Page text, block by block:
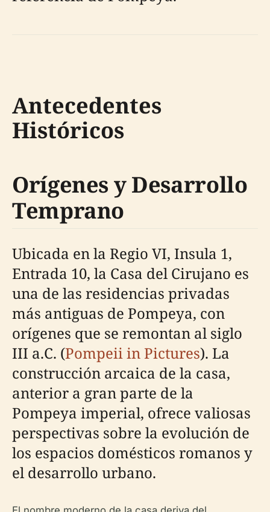
Antecedentes
Históricos
Orígenes y Desarrollo
Temprano
Ubicada en la Regio VI, Insula 1,
Entrada 10, la Casa del Cirujano es
una de las residencias privadas
más antiguas de Pompeya, con
orígenes que se remontan al siglo
III a.C. (Pompeii in Pictures). La
construcción arcaica de la casa,
anterior a gran parte de la
Pompeya imperial, ofrece valiosas
perspectivas sobre la evolución de
los espacios domésticos romanos y
el desarrollo urbano.